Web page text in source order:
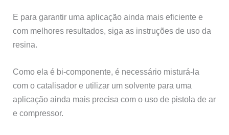
E para garantir uma aplicação ainda mais eficiente e
com melhores resultados, siga as instruções de uso da
resina.
Como ela é bi-componente, é necessário misturá-la
com o catalisador e utilizar um solvente para uma
aplicação ainda mais precisa com o uso de pistola de ar
e compressor.